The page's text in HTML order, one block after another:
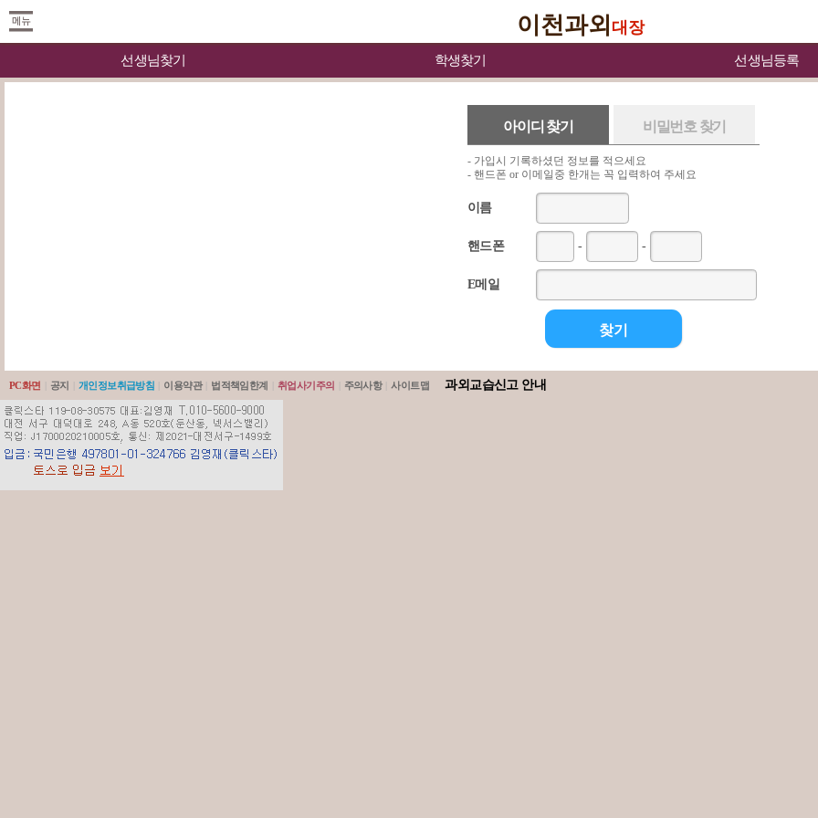
이천과외 대장
선생님찾기 학생찾기 선생님등록
아이디 찾기 비밀번호 찾기
- 가입시 기록하셨던 정보를 적으세요
- 핸드폰 or 이메일중 한개는 꼭 입력하여 주세요
이름
핸드폰 - -
E메일
PC화면 공지 개인정보취급방침 이용약관 법적책임한계 취업사기주의 주의사항 사이트맵 과외교습신고 안내